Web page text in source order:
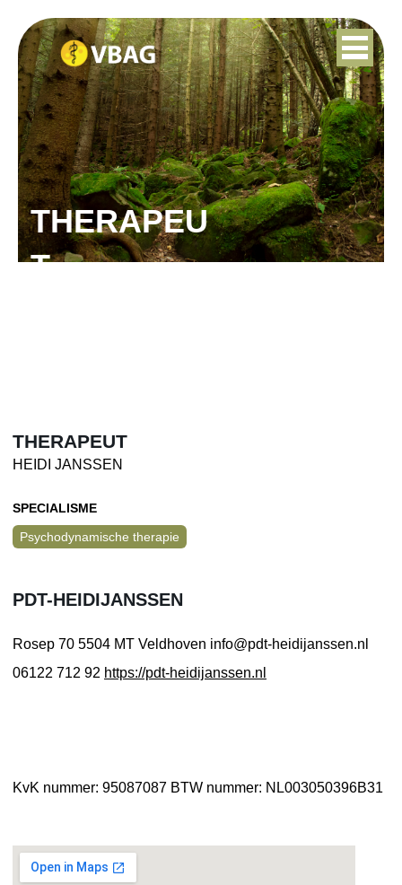
THERAPEU
T
THERAPEUT
HEIDI JANSSEN
SPECIALISME
Psychodynamische therapie
PDT-HEIDIJANSSEN
Rosep 70 5504 MT Veldhoven info@pdt-heidijanssen.nl
06122 712 92 https://pdt-heidijanssen.nl
KvK nummer: 95087087 BTW nummer: NL003050396B31